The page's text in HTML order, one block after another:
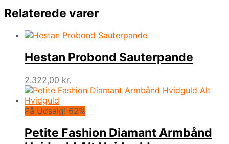
Relaterede varer
Hestan Probond Sauterpande
2.322,00 kr.
På Udsalg! 62%
Petite Fashion Diamant Armbånd